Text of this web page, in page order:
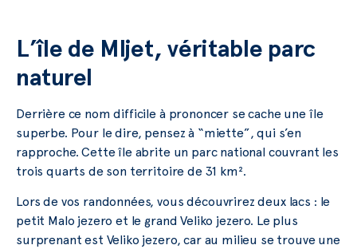
L’île de Mljet, véritable parc
naturel
Derrière ce nom difficile à prononcer se cache une île
superbe. Pour le dire, pensez à “miette”, qui s’en
rapproche. Cette île abrite un parc national couvrant les
trois quarts de son territoire de 31 km².
Lors de vos randonnées, vous découvrirez deux lacs : le
petit Malo jezero et le grand Veliko jezero. Le plus
surprenant est Veliko jezero, car au milieu se trouve une